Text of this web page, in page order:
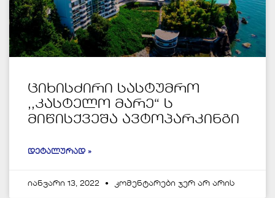
ციხისძირი სასტუმრო
,,კასტელო მარე“ ს
მიწისქვეშა ავტოპარკინგი
ᲓᲔᲢᲐᲚᲣᲠᲐᲓ »
იანვარი 13, 2022 კომენტარები ჯერ არ არის